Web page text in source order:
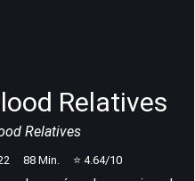
Relatives
Relatives
88 Min. ⭐ 4.64/10